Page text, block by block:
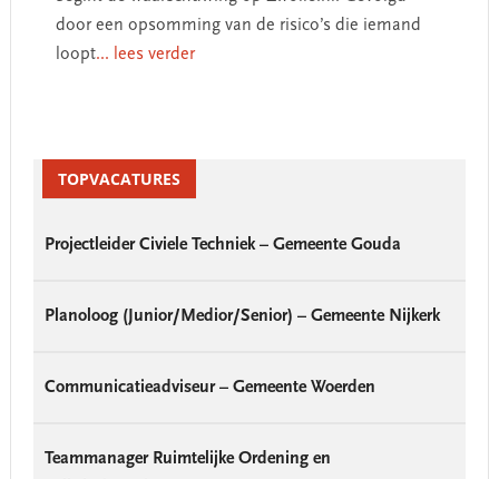
door een opsomming van de risico’s die iemand
loopt... lees verder
SidebarTOPVACATURES
Projectleider Civiele Techniek – Gemeente Gouda
Planoloog (Junior/Medior/Senior) – Gemeente Nijkerk
Communicatieadviseur – Gemeente Woerden
Teammanager Ruimtelijke Ordening en